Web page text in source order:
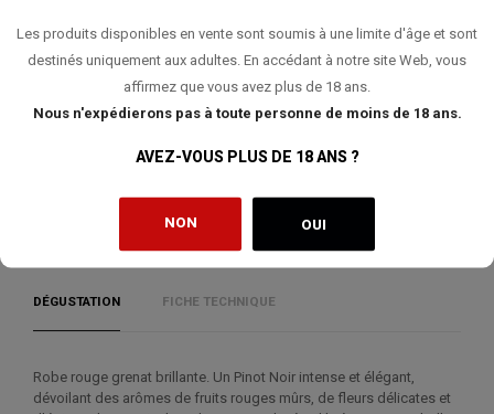
Les produits disponibles en vente sont soumis à une limite d'âge et sont
destinés uniquement aux adultes. En accédant à notre site Web, vous
affirmez que vous avez plus de 18 ans.
Nous n'expédierons pas à toute personne de moins de 18 ans.
AVEZ-VOUS PLUS DE 18 ANS ?
NON OUI
AJOUTER AU PANIER
AJOUTER À MA LISTE DE SOUHAITS
DÉGUSTATION FICHE TECHNIQUE
Robe rouge grenat brillante. Un Pinot Noir intense et élégant,
dévoilant des arômes de fruits rouges mûrs, de fleurs délicates et